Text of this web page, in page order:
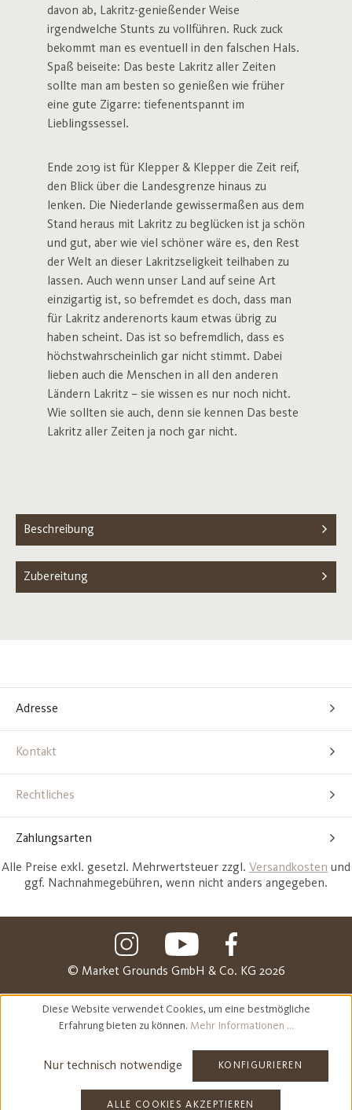
davon ab, Lakritz-genießender Weise
irgendwelche Stunts zu vollführen. Ruck zuck
bekommt man es eventuell in den falschen Hals.
Spaß beiseite: Das beste Lakritz aller Zeiten
sollte man am besten so genießen wie früher
eine gute Zigarre: tiefenentspannt im
Lieblingssessel.
Ende 2019 ist für Klepper & Klepper die Zeit reif,
den Blick über die Landesgrenze hinaus zu
lenken. Die Niederlande gewissermaßen aus dem
Stand heraus mit Lakritz zu beglücken ist ja schön
und gut, aber wie viel schöner wäre es, den Rest
der Welt an dieser Lakritzseligkeit teilhaben zu
lassen. Auch wenn unser Land auf seine Art
einzigartig ist, so befremdet es doch, dass man
für Lakritz anderenorts kaum etwas übrig zu
haben scheint. Das ist so befremdlich, dass es
höchstwahrscheinlich gar nicht stimmt. Dabei
lieben auch die Menschen in all den anderen
Ländern Lakritz – sie wissen es nur noch nicht.
Wie sollten sie auch, denn sie kennen Das beste
Lakritz aller Zeiten ja noch gar nicht.
Beschreibung
Zubereitung
Adresse
Kontakt
Rechtliches
Zahlungsarten
Alle Preise exkl. gesetzl. Mehrwertsteuer zzgl. Versandkosten und
ggf. Nachnahmegebühren, wenn nicht anders angegeben.
© Market Grounds GmbH & Co. KG 2026
Diese Website verwendet Cookies, um eine bestmögliche
Erfahrung bieten zu können. Mehr Informationen ...
Nur technisch notwendige KONFIGURIEREN
ALLE COOKIES AKZEPTIEREN